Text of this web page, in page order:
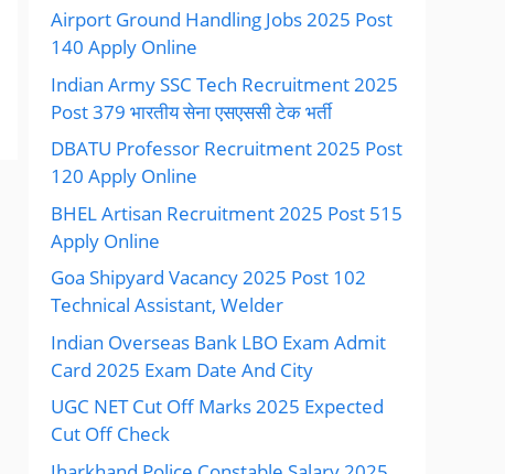
Airport Ground Handling Jobs 2025 Post
140 Apply Online
Indian Army SSC Tech Recruitment 2025
Post 379 भारतीय सेना एसएससी टेक भर्ती
DBATU Professor Recruitment 2025 Post
120 Apply Online
BHEL Artisan Recruitment 2025 Post 515
Apply Online
Goa Shipyard Vacancy 2025 Post 102
Technical Assistant, Welder
Indian Overseas Bank LBO Exam Admit
Card 2025 Exam Date And City
UGC NET Cut Off Marks 2025 Expected
Cut Off Check